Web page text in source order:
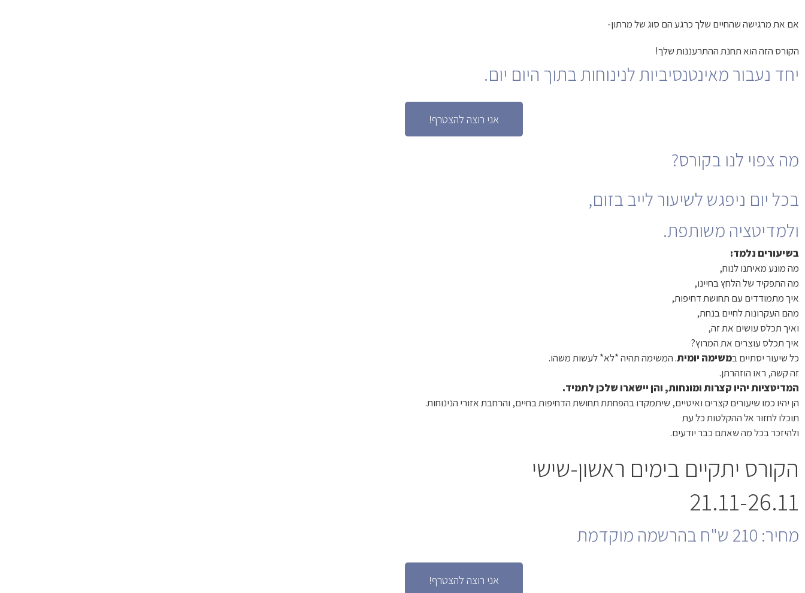
אם את מרגישה שהחיים שלך כרגע הם סוג של מרתון-
הקורס הזה הוא תחנת ההתרעננות שלך!
יחד נעבור מאינטנסיביות לנינוחות בתוך היום יום.
אני רוצה להצטרף!
מה צפוי לנו בקורס?
בכל יום ניפגש לשיעור לייב בזום,
ולמדיטציה משותפת.
בשיעורים נלמד:
מה מונע מאיתנו לנוח,
מה התפקיד של הלחץ בחיינו,
איך מתמודדים עם תחושת דחיפות,
מהם העקרונות לחיים בנחת,
ואיך תכלס עושים את זה,
איך תכלס עוצרים את המרוץ?
כל שיעור יסתיים במשימה יומית. המשימה תהיה *לא* לעשות משהו.
זה קשה, ראו הוזהרתן.
המדיטציות יהיו קצרות ומונחות, והן יישארו שלכן לתמיד.
הן יהיו כמו שיעורים קצרים ואיטיים, שיתמקדו בהפחתת תחושת הדחיפות בחיים, והרחבת אזורי הנינוחות.
תוכלו לחזור אל ההקלטות כל עת
ולהיזכר בכל מה שאתם כבר יודעים.
הקורס יתקיים בימים ראשון-שישי
21.11-26.11
מחיר: 210 ש"ח בהרשמה מוקדמת
אני רוצה להצטרף!